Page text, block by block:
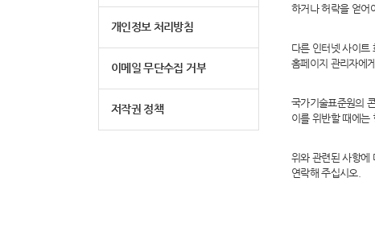
개인정보 처리방침
이메일 무단수집 거부
저작권 정책
하거나 허락을 얻어
다른 인터넷 사이트
홈페이지 관리자에
국가기술표준원의
이를 위반할 때에는
위와 관련된 사항에
연락해 주십시오.